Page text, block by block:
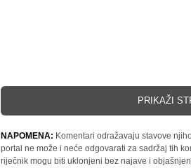
PRIKAŽI
NAPOMENA: Komentari odražavaju stavove
portal ne može i neće odgovarati za sadržaj tih
riječnik mogu biti uklonjeni bez najave i